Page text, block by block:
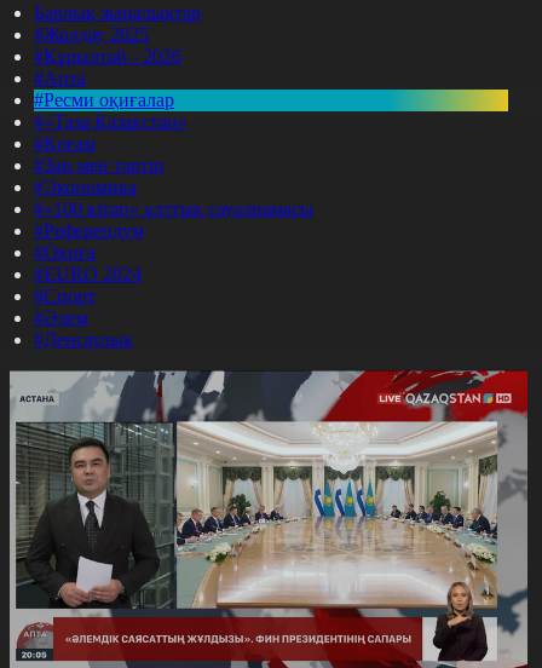
Барлық жаңалықтар
#Жолдау 2025
#Құрылтай - 2026
#Апта
#Ресми оқиғалар
#«Таза Қазақстан»
#Қоғам
#Заң мен тәртіп
#Экономика
#«100 кітап» ұлттық сауалнамасы
#Референдум
#Оқиға
#EURO 2024
#Спорт
#Әлем
#Денсаулық